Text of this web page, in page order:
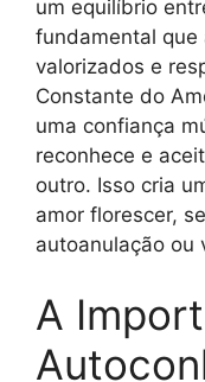
um equilíbrio
fundamental que
valorizados e
Constante do
uma confiança
reconhece e
outro. Isso cria
amor florescer,
autoanulação ou
A